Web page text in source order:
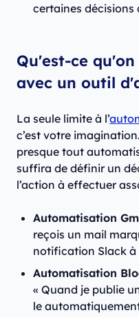
certaines décisions
Qu'est-ce
avec un outil
La seule limite à l’
c’est votre
presque tout
suffira de définir un
l’action à effectuer
Automatisation
reçois un mail
notification Slack à
Automatisation
« Quand je publie
le